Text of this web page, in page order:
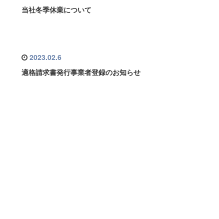
当社冬季休業について
2023.02.6
適格請求書発行事業者登録のお知らせ